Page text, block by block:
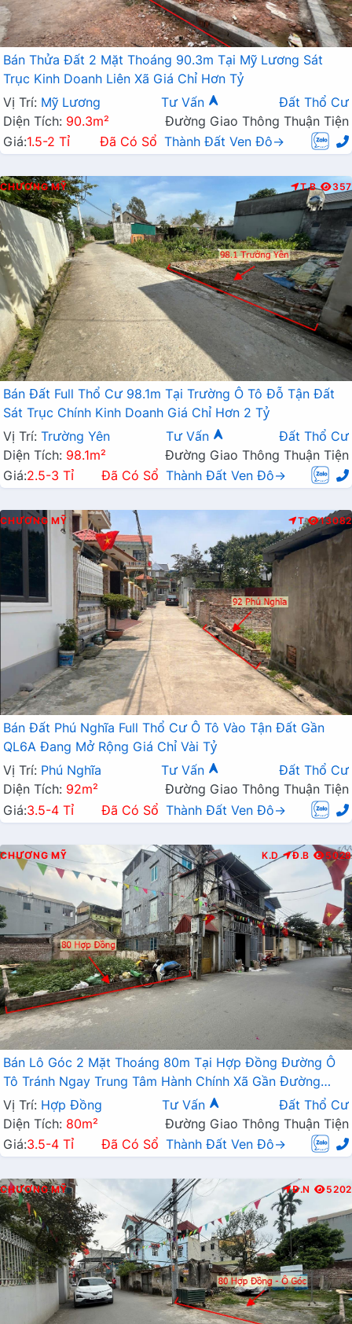
Bán Thửa Đất 2 Mặt Thoáng 90.3m Tại Mỹ Lương Sát
Trục Kinh Doanh Liên Xã Giá Chỉ Hơn Tỷ
Vị Trí: Mỹ Lương Tư Vấn
Đất Thổ Cư
Diện Tích: 90.3m²
Đường Giao Thông Thuận Tiện
Giá:1.5-2 Tỉ Đã Có Sổ Thành Đất Ven Đô→
CHƯƠNG MỸ T.B 357
Bán Đất Full Thổ Cư 98.1m Tại Trường Ô Tô Đỗ Tận Đất
Sát Trục Chính Kinh Doanh Giá Chỉ Hơn 2 Tỷ
Vị Trí: Trường Yên Tư Vấn
Đất Thổ Cư
Diện Tích: 98.1m²
Đường Giao Thông Thuận Tiện
Giá:2.5-3 Tỉ Đã Có Sổ Thành Đất Ven Đô→
CHƯƠNG MỸ T 13082
Bán Đất Phú Nghĩa Full Thổ Cư Ô Tô Vào Tận Đất Gần
QL6A Đang Mở Rộng Giá Chỉ Vài Tỷ
Vị Trí: Phú Nghĩa Tư Vấn
Đất Thổ Cư
Diện Tích: 92m²
Đường Giao Thông Thuận Tiện
Giá:3.5-4 Tỉ Đã Có Sổ Thành Đất Ven Đô→
CHƯƠNG MỸ K.D Đ.B 5028
Bán Lô Góc 2 Mặt Thoáng 80m Tại Hợp Đồng Đường Ô
Tô Tránh Ngay Trung Tâm Hành Chính Xã Gần Đường
TL419
Vị Trí: Hợp Đồng Tư Vấn
Đất Thổ Cư
Diện Tích: 80m²
Đường Giao Thông Thuận Tiện
Giá:3.5-4 Tỉ Đã Có Sổ Thành Đất Ven Đô→
CHƯƠNG MỸ Đ.N 5202